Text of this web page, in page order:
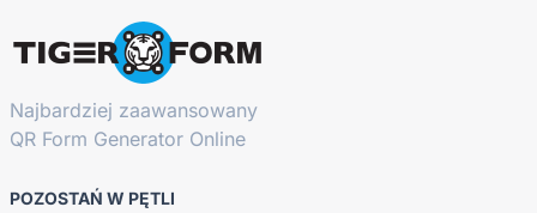
Najbardziej zaawansowany
QR Form Generator Online
POZOSTAŃ W PĘTLI